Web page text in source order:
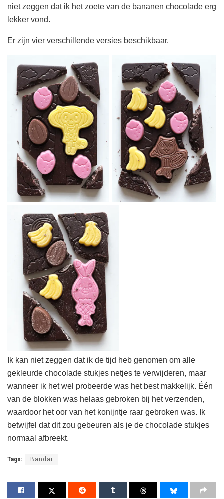
niet zeggen dat ik het zoete van de bananen chocolade erg
lekker vond.
Er zijn vier verschillende versies beschikbaar.
Ik kan niet zeggen dat ik de tijd heb genomen om alle
gekleurde chocolade stukjes netjes te verwijderen, maar
wanneer ik het wel probeerde was het best makkelijk. Één
van de blokken was helaas gebroken bij het verzenden,
waardoor het oor van het konijntje raar gebroken was. Ik
betwijfel dat dit zou gebeuren als je de chocolade stukjes
normaal afbreekt.
Tags: Bandai